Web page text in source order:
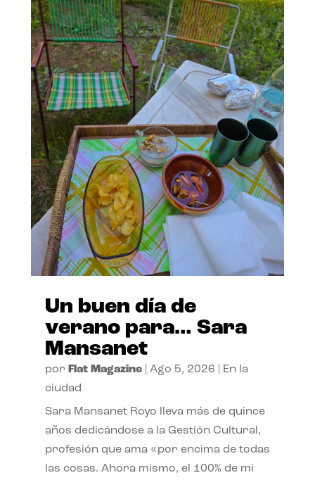
Un buen día de
verano para… Sara
Mansanet
por Flat Magazine| Ago 5, 2026
En la
ciudad
Sara Mansanet Royo lleva más de quince
años dedicándose a la Gestión Cultural,
profesión que ama «por encima de todas
las cosas. Ahora mismo, el 100% de mi